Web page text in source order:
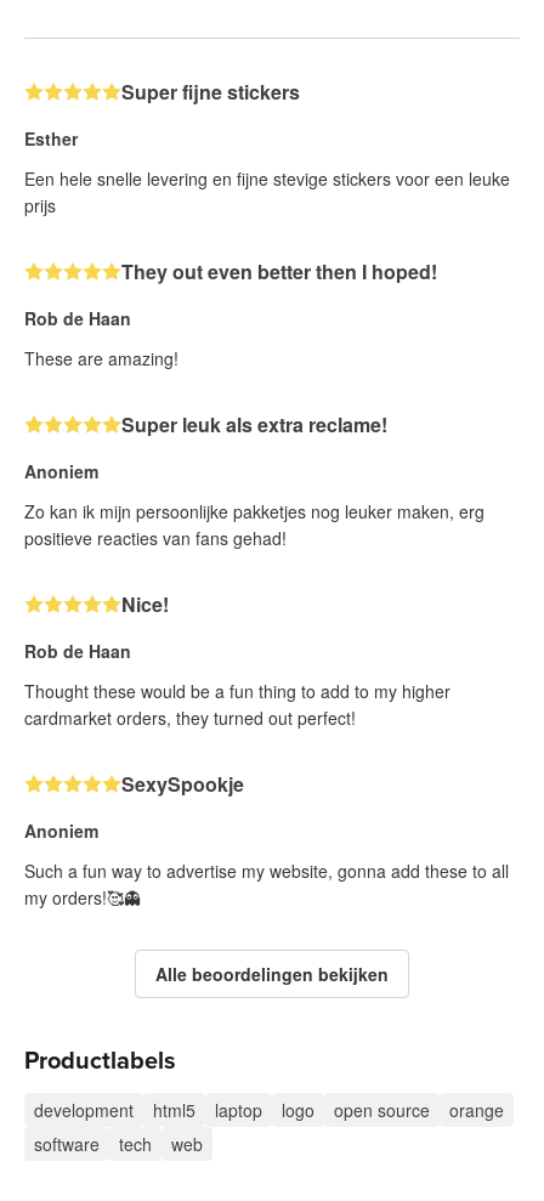
Super fijne stickers
Esther
Een hele snelle levering en fijne stevige stickers voor een leuke
prijs
They out even better then I hoped!
Rob de Haan
These are amazing!
Super leuk als extra reclame!
Anoniem
Zo kan ik mijn persoonlijke pakketjes nog leuker maken, erg
positieve reacties van fans gehad!
Nice!
Rob de Haan
Thought these would be a fun thing to add to my higher
cardmarket orders, they turned out perfect!
SexySpookje
Anoniem
Such a fun way to advertise my website, gonna add these to all
my orders!🥰👻
Alle beoordelingen bekijken
Productlabels
development html5 laptop logo open source
orange
software
tech web